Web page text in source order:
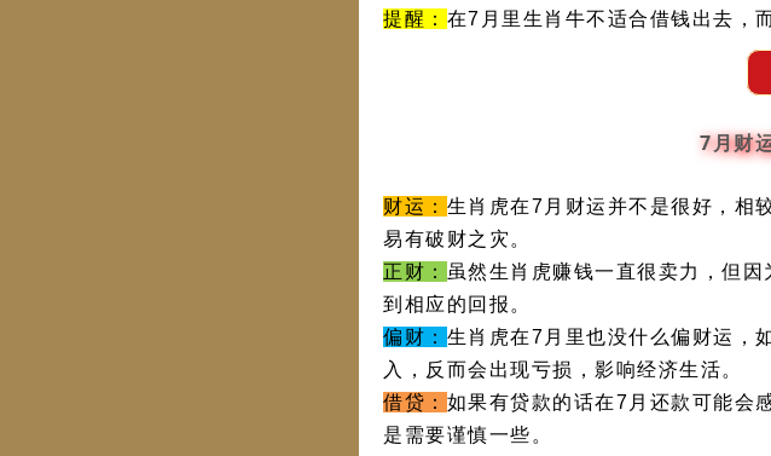
提醒： 在7月里生肖牛不适合借钱出去，
7月
财运： 生肖虎在7月财运并不是很好，相
易有破财之灾。
正财：
虽然生肖虎赚钱一直很卖力，但
到相应的回报。
偏财： 生肖虎在7月里也没什么偏财运，
入，反而会出现亏损，影响经济生活。
借贷： 如果有贷款的话在7月还款可能会
是需要谨慎一些。